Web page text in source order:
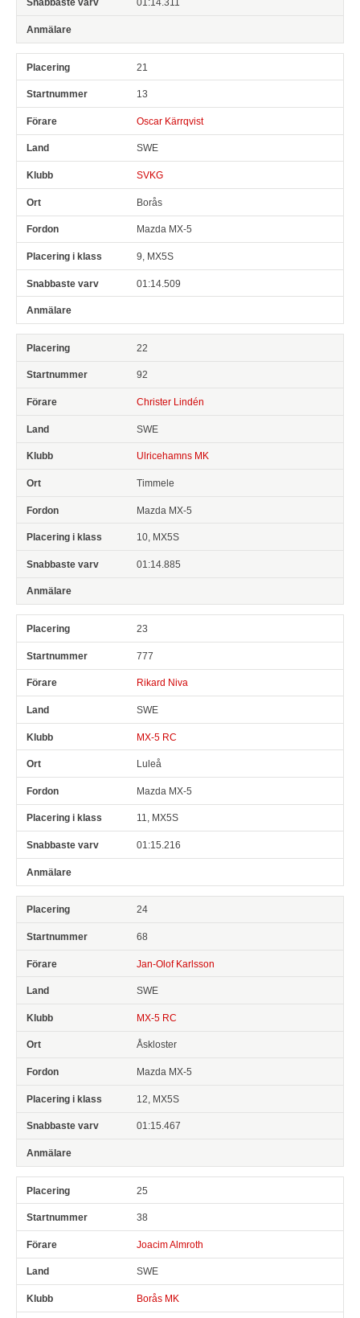
01:14.311
21
13
Oscar Kärrqvist
SWE
SVKG
Borås
Mazda MX-5
9, MX5S
01:14.509
22
92
Christer Lindén
SWE
Ulricehamns MK
Timmele
Mazda MX-5
10, MX5S
01:14.885
23
777
Rikard Niva
SWE
MX-5 RC
Luleå
Mazda MX-5
11, MX5S
01:15.216
24
68
Jan-Olof Karlsson
SWE
MX-5 RC
Åskloster
Mazda MX-5
12, MX5S
01:15.467
25
38
Joacim Almroth
SWE
Borås MK